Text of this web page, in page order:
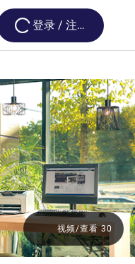
Loading...
登录 / 注册
视频/查看 30